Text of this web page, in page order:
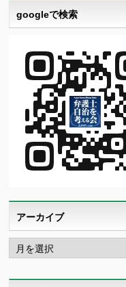
googleで検索
アーカイブ
ア
ー
カ